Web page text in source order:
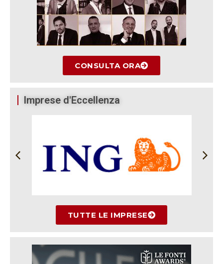
CONSULTA ORA
Imprese d'Eccellenza
TUTTE LE IMPRESE